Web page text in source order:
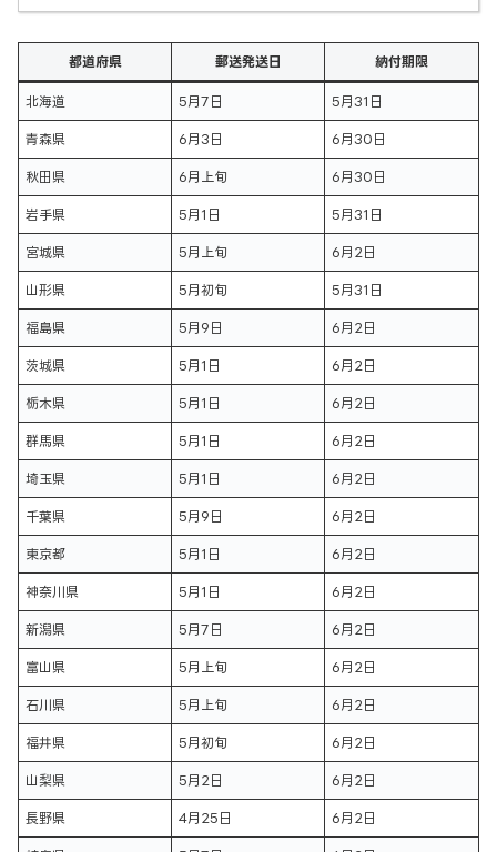
都道府県 郵送発送日 納付期限
北海道 5月7日 5月31日
青森県 6月3日 6月30日
秋田県 6月上旬 6月30日
岩手県 5月1日 5月31日
宮城県 5月上旬 6月2日
山形県 5月初旬 5月31日
福島県 5月9日 6月2日
茨城県 5月1日 6月2日
栃木県 5月1日 6月2日
群馬県 5月1日 6月2日
埼玉県 5月1日 6月2日
千葉県 5月9日 6月2日
東京都 5月1日 6月2日
神奈川県 5月1日 6月2日
新潟県 5月7日 6月2日
富山県 5月上旬 6月2日
石川県 5月上旬 6月2日
福井県 5月初旬 6月2日
山梨県 5月2日 6月2日
長野県 4月25日 6月2日